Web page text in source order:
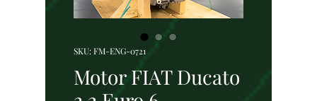
SKU: FM-ENG-0721
Motor FIAT Ducato